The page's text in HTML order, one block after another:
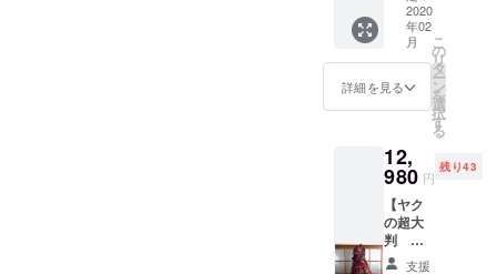
材：ヤ
クウー
ル100%
送料無
料
ンクは
染め色
です。
※このお
色は人
希望の
方が多
数の場
合、現
地の諸
事情に
より、
お楽し
み！】
男女兼
用 サイ
ズ 幅
90cm×
長さ
※手織り
生産の
ため、
若干の
誤差は
ご了承
くださ
2020
年02
月
詳細を見る
こ
の
リ
タ
ー
ン
を
選
択
す
る
12,
980 円
残り43
【ヤク
の超大
判 柄
物ス支援